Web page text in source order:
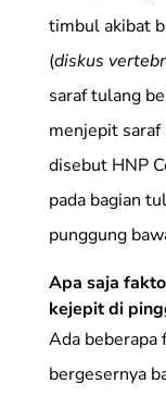
timbul akibat
(diskus
saraf tulang
menjepit saraf
disebut HNP
pada bagian
punggung
Apa saja
kejepit di
­Ada beberapa
bergesernya